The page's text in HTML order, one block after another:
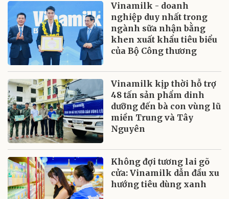
Vinamilk - doanh
nghiệp duy nhất trong
ngành sữa nhận bằng
khen xuất khẩu tiêu biểu
của Bộ Công thương
Vinamilk kịp thời hỗ trợ
48 tấn sản phẩm dinh
dưỡng đến bà con vùng lũ
miền Trung và Tây
Nguyên
Không đợi tương lai gõ
cửa: Vinamilk dẫn đầu xu
hướng tiêu dùng xanh